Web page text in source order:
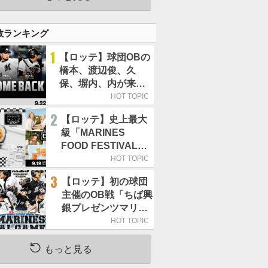
ランキング
1
【ロッテ】球団OBの
橋本、渡辺俊、久
保、塀内、内が来
場、OB解説も／9月
「TEAM26デー」
HOT TOPIC
2
【ロッテ】史上最大
級「MARINES
FOOD FESTIVAL
2026」第4弾
は9月19～22日／初
日はビール半額デー
HOT TOPIC
3
【ロッテ】初の球団
主催のOB戦「ちば興
銀プレゼンツマリー
ンズスペシャルゲー
ム2026」、11月23日
開催
HOT TOPIC
もっと見る